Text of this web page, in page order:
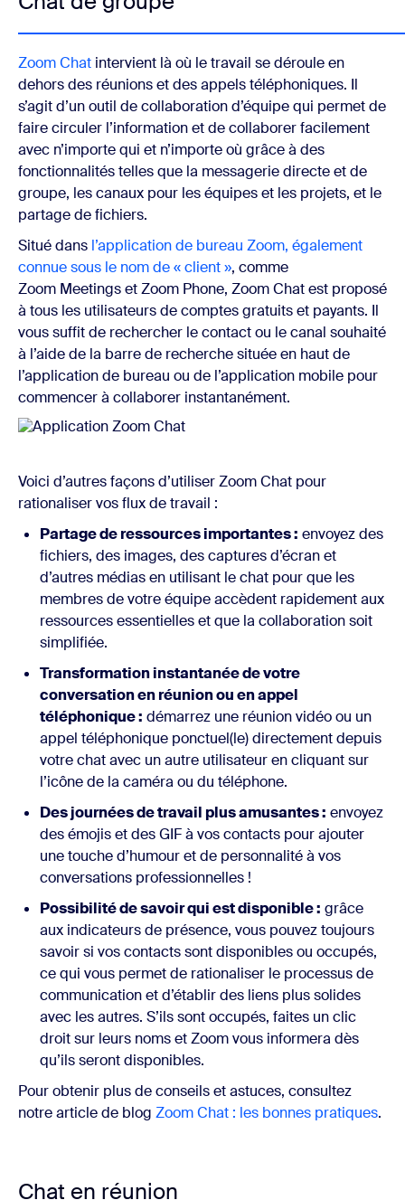
Zoom Chat intervient là où le travail se déroule en
dehors des réunions et des appels téléphoniques. Il
s’agit d’un outil de collaboration d’équipe qui permet de
faire circuler l’information et de collaborer facilement
avec n’importe qui et n’importe où grâce à des
fonctionnalités telles que la messagerie directe et de
groupe, les canaux pour les équipes et les projets, et le
partage de fichiers.
Situé dans l’application de bureau Zoom, également
connue sous le nom de « client », comme
Zoom Meetings et Zoom Phone, Zoom Chat est proposé
à tous les utilisateurs de comptes gratuits et payants. Il
vous suffit de rechercher le contact ou le canal souhaité
à l’aide de la barre de recherche située en haut de
l’application de bureau ou de l’application mobile pour
commencer à collaborer instantanément.
Voici d’autres façons d’utiliser Zoom Chat pour
rationaliser vos flux de travail :
Partage de ressources importantes : envoyez des
fichiers, des images, des captures d’écran et
d’autres médias en utilisant le chat pour que les
membres de votre équipe accèdent rapidement aux
ressources essentielles et que la collaboration soit
simplifiée.
Transformation instantanée de votre
conversation en réunion ou en appel
téléphonique : démarrez une réunion vidéo ou un
appel téléphonique ponctuel(le) directement depuis
votre chat avec un autre utilisateur en cliquant sur
l’icône de la caméra ou du téléphone.
Des journées de travail plus amusantes : envoyez
des émojis et des GIF à vos contacts pour ajouter
une touche d’humour et de personnalité à vos
conversations professionnelles !
Possibilité de savoir qui est disponible : grâce
aux indicateurs de présence, vous pouvez toujours
savoir si vos contacts sont disponibles ou occupés,
ce qui vous permet de rationaliser le processus de
communication et d’établir des liens plus solides
avec les autres. S’ils sont occupés, faites un clic
droit sur leurs noms et Zoom vous informera dès
qu’ils seront disponibles.
Pour obtenir plus de conseils et astuces, consultez
notre article de blog Zoom Chat : les bonnes pratiques.
Chat en réunion